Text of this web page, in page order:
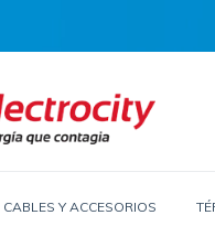
CABLES Y ACCESORIOS